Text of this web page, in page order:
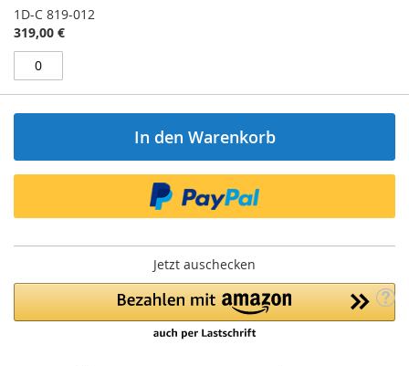
1D-C 819-012
319,00 €
In den Warenkorb
Jetzt auschecken